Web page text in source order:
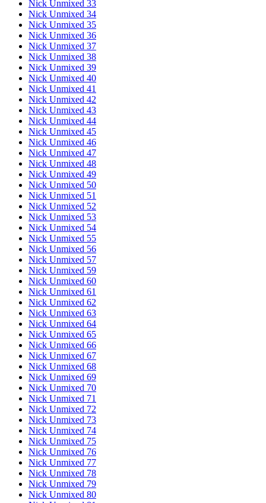
Nick Unmixed 33
Nick Unmixed 34
Nick Unmixed 35
Nick Unmixed 36
Nick Unmixed 37
Nick Unmixed 38
Nick Unmixed 39
Nick Unmixed 40
Nick Unmixed 41
Nick Unmixed 42
Nick Unmixed 43
Nick Unmixed 44
Nick Unmixed 45
Nick Unmixed 46
Nick Unmixed 47
Nick Unmixed 48
Nick Unmixed 49
Nick Unmixed 50
Nick Unmixed 51
Nick Unmixed 52
Nick Unmixed 53
Nick Unmixed 54
Nick Unmixed 55
Nick Unmixed 56
Nick Unmixed 57
Nick Unmixed 59
Nick Unmixed 60
Nick Unmixed 61
Nick Unmixed 62
Nick Unmixed 63
Nick Unmixed 64
Nick Unmixed 65
Nick Unmixed 66
Nick Unmixed 67
Nick Unmixed 68
Nick Unmixed 69
Nick Unmixed 70
Nick Unmixed 71
Nick Unmixed 72
Nick Unmixed 73
Nick Unmixed 74
Nick Unmixed 75
Nick Unmixed 76
Nick Unmixed 77
Nick Unmixed 78
Nick Unmixed 79
Nick Unmixed 80